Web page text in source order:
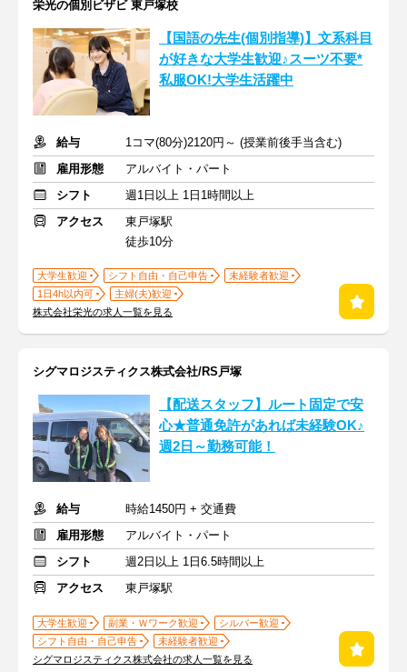
栄光の個別ビザビ 東戸塚校
【国語の先生(個別指導)】文系科目
が好きな大学生歓迎♪スーツ不要*
私服OK!大学生活躍中
給与
1コマ(80分)2120円～ (授業前後手当含む)
雇用形態
アルバイト・パート
シフト
週1日以上 1日1時間以上
アクセス
東戸塚駅
徒歩10分
大学生歓迎 シフト自由・自己申告
未経験者歓迎
1日4h以内可
主婦(夫)歓迎
株式会社栄光の求人一覧を見る
シグマロジスティクス株式会社/RS戸塚
【配送スタッフ】ルート固定で安
心★普通免許があれば未経験OK♪
週2日～勤務可能！
給与
時給1450円 + 交通費
雇用形態
アルバイト・パート
シフト
週2日以上 1日6.5時間以上
アクセス
東戸塚駅
大学生歓迎 副業・Ｗワーク歓迎
シルバー歓迎
シフト自由・自己申告
未経験者歓迎
シグマロジスティクス株式会社の求人一覧を見る